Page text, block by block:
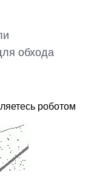
обхода
роботом